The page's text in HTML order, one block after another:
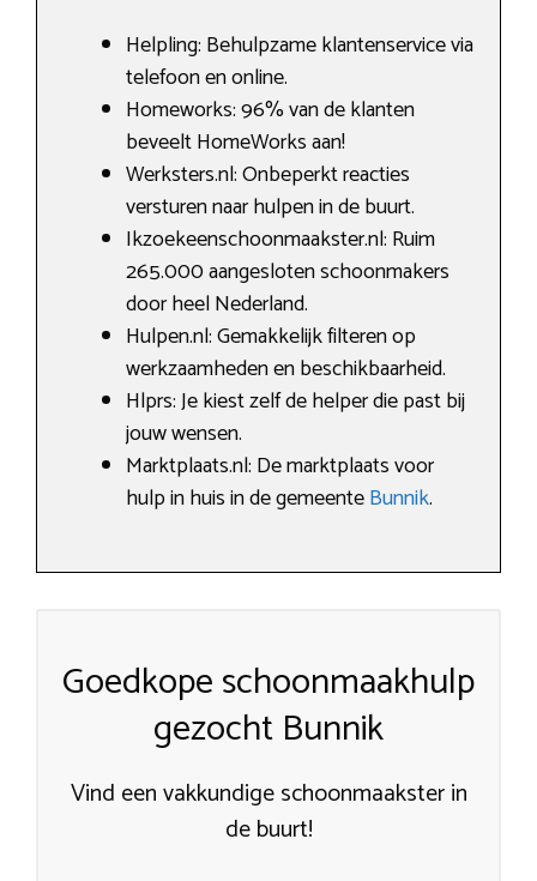
Helpling: Behulpzame klantenservice via
telefoon en online.
Homeworks: 96% van de klanten
beveelt HomeWorks aan!
Werksters.nl: Onbeperkt reacties
versturen naar hulpen in de buurt.
Ikzoekeenschoonmaakster.nl: Ruim
265.000 aangesloten schoonmakers
door heel Nederland.
Hulpen.nl: Gemakkelijk filteren op
werkzaamheden en beschikbaarheid.
Hlprs: Je kiest zelf de helper die past bij
jouw wensen.
Marktplaats.nl: De marktplaats voor
hulp in huis in de gemeenteBunnik.
Goedkope schoonmaakhulp
gezocht Bunnik
Vind een vakkundige schoonmaakster in
de buurt!